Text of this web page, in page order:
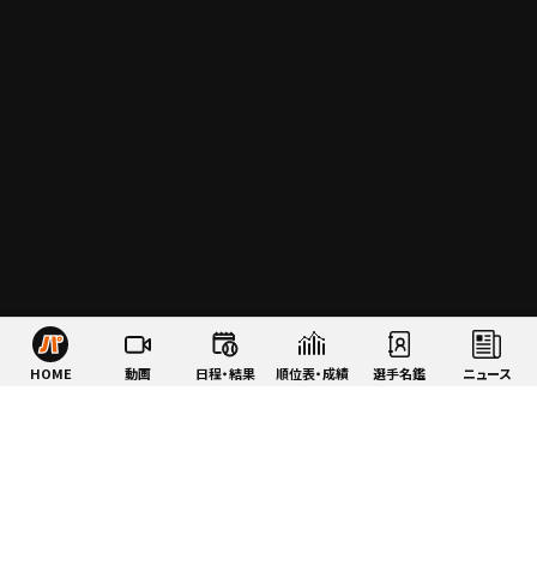
HOME 動画 日程・結果 順位表・成績 選手名鑑 ニュース